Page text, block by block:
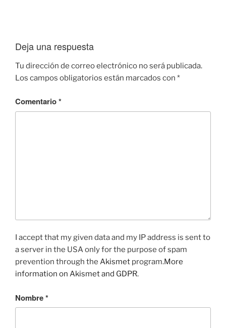
Deja una respuesta
Tu dirección de correo electrónico no será publicada.
Los campos obligatorios están marcados con *
Comentario*
I accept that my given data and my IP address is sent to
a server in the USA only for the purpose of spam
prevention through the Akismet program.More
information on Akismet and GDPR.
Nombre*